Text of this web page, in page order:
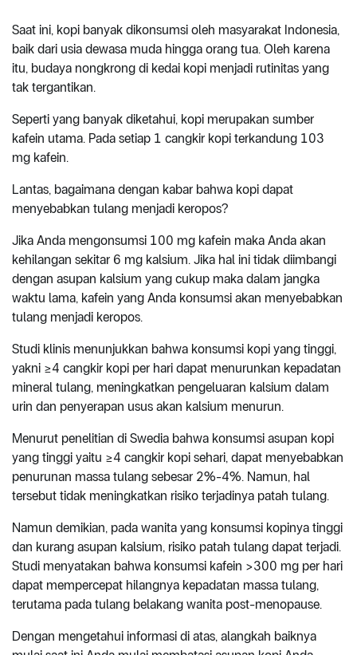
Saat ini, kopi banyak dikonsumsi oleh masyarakat Indonesia,
baik dari usia dewasa muda hingga orang tua. Oleh karena
itu, budaya nongkrong di kedai kopi menjadi rutinitas yang
tak tergantikan.
Seperti yang banyak diketahui, kopi merupakan sumber
kafein utama. Pada setiap 1 cangkir kopi terkandung 103
mg kafein.
Lantas, bagaimana dengan kabar bahwa kopi dapat
menyebabkan tulang menjadi keropos?
Jika Anda mengonsumsi 100 mg kafein maka Anda akan
kehilangan sekitar 6 mg kalsium. Jika hal ini tidak diimbangi
dengan asupan kalsium yang cukup maka dalam jangka
waktu lama, kafein yang Anda konsumsi akan menyebabkan
tulang menjadi keropos.
Studi klinis menunjukkan bahwa konsumsi kopi yang tinggi,
yakni ≥4 cangkir kopi per hari dapat menurunkan kepadatan
mineral tulang, meningkatkan pengeluaran kalsium dalam
urin dan penyerapan usus akan kalsium menurun.
Menurut penelitian di Swedia bahwa konsumsi asupan kopi
yang tinggi yaitu ≥4 cangkir kopi sehari, dapat menyebabkan
penurunan massa tulang sebesar 2%-4%. Namun, hal
tersebut tidak meningkatkan risiko terjadinya patah tulang.
Namun demikian, pada wanita yang konsumsi kopinya tinggi
dan kurang asupan kalsium, risiko patah tulang dapat terjadi.
Studi menyatakan bahwa konsumsi kafein >300 mg per hari
dapat mempercepat hilangnya kepadatan massa tulang,
terutama pada tulang belakang wanita post-menopause.
Dengan mengetahui informasi di atas, alangkah baiknya